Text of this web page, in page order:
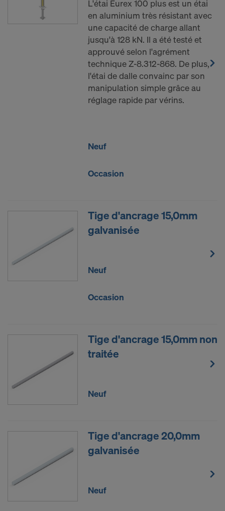
L'étai Eurex 100 plus est un étai
en aluminium très résistant avec
une capacité de charge allant
jusqu'à 128 kN. Il a été testé et
approuvé selon l'agrément
technique Z-8.312-868. De plus,
l'étai de dalle convainc par son
manipulation simple grâce au
réglage rapide par vérins.
Neuf
Occasion
Tige d'ancrage 15,0mm
galvanisée
Neuf
Occasion
Tige d'ancrage 15,0mm non
traitée
Neuf
Tige d'ancrage 20,0mm
galvanisée
Neuf